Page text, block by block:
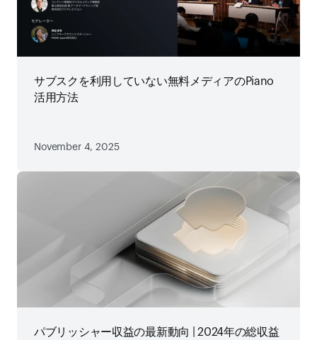
サブスクを利用していない無料メディアのPiano
活用方法
November 4, 2025
パブリッシャー収益の最新動向 | 2024年の総収益